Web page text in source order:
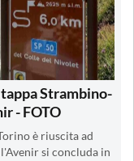
Strambino-
- FOTO
è riuscita ad
si concluda in